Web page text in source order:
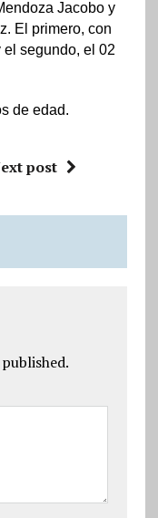
Jacobo y
El primero, con
segundo, el 02
de edad.
post